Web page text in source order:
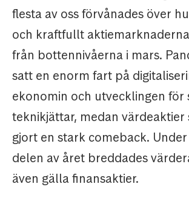
flesta av oss förvånades över
och kraftfullt
från bottennivåerna i mars.
satt en enorm fart på
ekonomin och utvecklingen för
teknikjättar, medan värdeaktier
gjort en stark comeback.
delen av året breddades
även gälla finansaktier.